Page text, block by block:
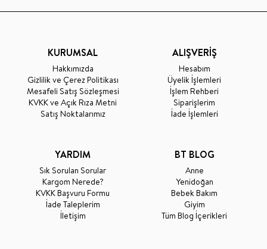
KURUMSAL
Hakkımızda
Gizlilik ve Çerez Politikası
Mesafeli Satış Sözleşmesi
KVKK ve Açık Rıza Metni
Satış Noktalarımız
ALIŞVERİŞ
Hesabım
Üyelik İşlemleri
İşlem Rehberi
Siparişlerim
İade İşlemleri
YARDIM
Sık Sorulan Sorular
Kargom Nerede?
KVKK Başvuru Formu
İade Taleplerim
İletişim
BT BLOG
Anne
Yenidoğan
Bebek Bakım
Giyim
Tüm Blog İçerikleri